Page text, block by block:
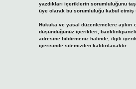
yazdıkları içeriklerin sorumluluğunu
üye olarak bu sorumluluğu kabul etmiş
Hukuka ve yasal düzenlemelere aykırı
düşündüğünüz içerikleri,
adresine bildirmeniz halinde, ilgili
içerisinde sitemizden kaldırılacaktır.